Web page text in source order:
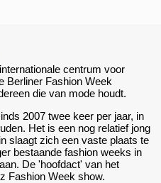
centrum voor
Berliner Fashion Week
die van mode houdt.
2007 twee keer per jaar, in
Het is een nog relatief jong
slaagt zich een vaste plaats te
bestaande fashion weeks in
De 'hoofdact' van het
Fashion Week show.